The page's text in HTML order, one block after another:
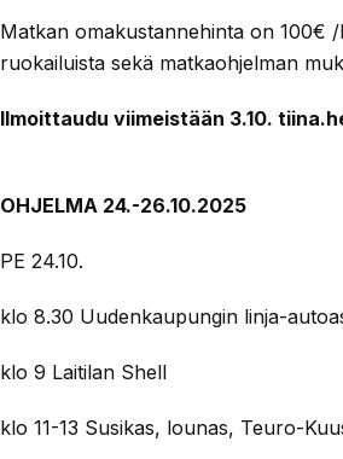
Matkan omakustannehinta on 100€
ruokailuista sekä matkaohjelman
Ilmoittaudu viimeistään 3.10.
OHJELMA 24.-26.10.2025
PE 24.10.
klo 8.30 Uudenkaupungin linja-
klo 9 Laitilan Shell
klo 11-13 Susikas, lounas, Teuro-